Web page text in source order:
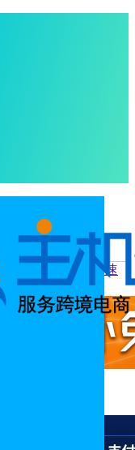
器Amazon EC2快速